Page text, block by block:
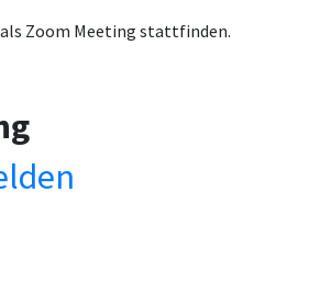
Zoom Meeting stattfinden.